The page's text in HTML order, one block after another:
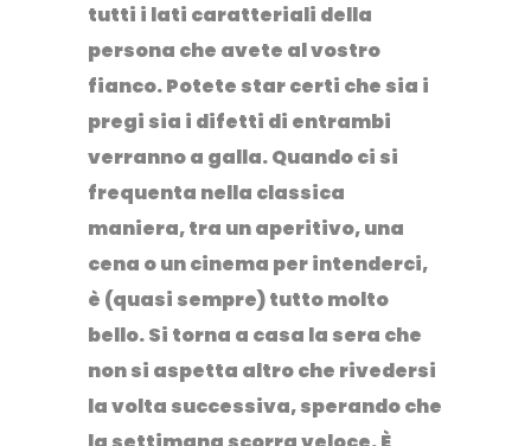
tutti i lati caratteriali della
persona che avete al vostro
fianco. Potete star certi che sia i
pregi sia i difetti di entrambi
verranno a galla. Quando ci si
frequenta nella classica
maniera, tra un aperitivo, una
cena o un cinema per intenderci,
è (quasi sempre) tutto molto
bello. Si torna a casa la sera che
non si aspetta altro che rivedersi
la volta successiva, sperando che